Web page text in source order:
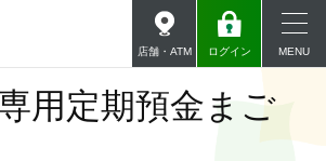
店舗・ATM ログイン MENU
個人のお客さま
用定期預金まご